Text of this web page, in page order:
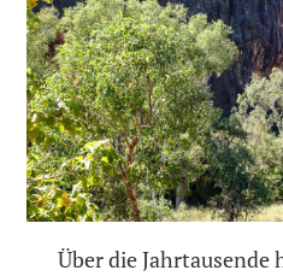
Über die Jahrtausende